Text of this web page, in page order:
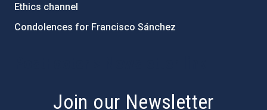
Ethics channel
Condolences for Francisco Sánchez
Join our Newsletter